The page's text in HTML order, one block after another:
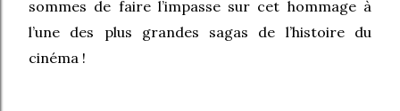
sommes de faire l’impasse sur cet hommage à
l’une des plus grandes sagas de l’histoire du
cinéma !